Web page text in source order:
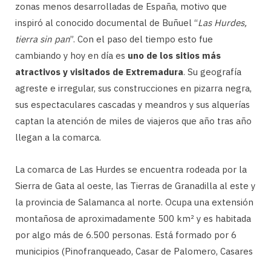
zonas menos desarrolladas de España, motivo que
inspiró al conocido documental de Buñuel “Las Hurdes,
tierra sin pan”. Con el paso del tiempo esto fue
cambiando y hoy en día es uno de los sitios más
atractivos y visitados de Extremadura. Su geografía
agreste e irregular, sus construcciones en pizarra negra,
sus espectaculares cascadas y meandros y sus alquerías
captan la atención de miles de viajeros que año tras año
llegan a la comarca.
La comarca de Las Hurdes se encuentra rodeada por la
Sierra de Gata al oeste, las Tierras de Granadilla al este y
la provincia de Salamanca al norte. Ocupa una extensión
montañosa de aproximadamente 500 km² y es habitada
por algo más de 6.500 personas. Está formado por 6
municipios (Pinofranqueado, Casar de Palomero, Casares